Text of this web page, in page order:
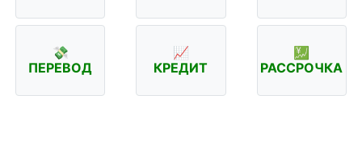
💸
ПЕРЕВОД
📈
КРЕДИТ
💹
РАССРОЧКА